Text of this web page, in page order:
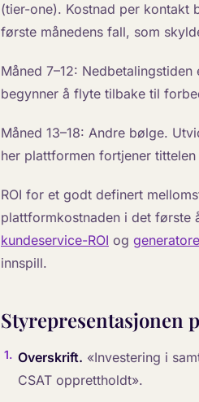
(tier-one). Kostnad per kontakt
første månedens fall, som
Måned 7–12:
begynner å flyte tilbake til
Måned 13–18: Andre bølge.
her plattformen fortjener tittelen
ROI for et godt definert
plattformkostnaden i det første
kundeservice-ROI og
innspill.
Styrepresentasjonen
1. Overskrift. «Investering i
CSAT opprettholdt».